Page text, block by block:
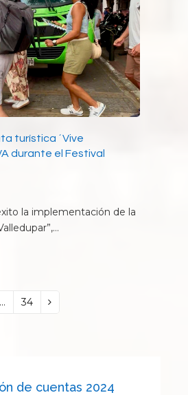
turística ´Vive
durante el Festival
la implementación de la
… Page
34
de cuentas 2024